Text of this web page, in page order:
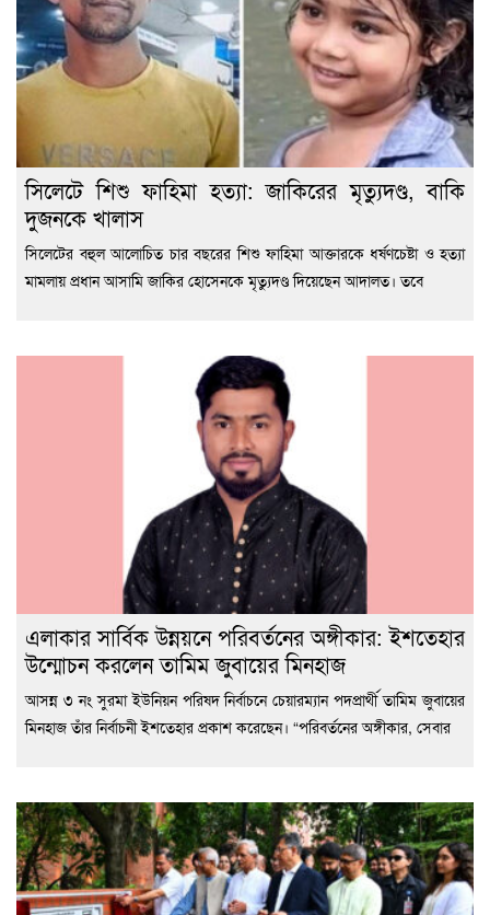
সিলেটে শিশু ফাহিমা হত্যা: জাকিরের মৃত্যুদণ্ড, বাকি
দুজনকে খালাস
সিলেটের বহুল আলোচিত চার বছরের শিশু ফাহিমা আক্তারকে ধর্ষণচেষ্টা ও হত্যা
মামলায় প্রধান আসামি জাকির হোসেনকে মৃত্যুদণ্ড দিয়েছেন আদালত। তবে
এলাকার সার্বিক উন্নয়নে পরিবর্তনের অঙ্গীকার: ইশতেহার
উন্মোচন করলেন তামিম জুবায়ের মিনহাজ
আসন্ন ৩ নং সুরমা ইউনিয়ন পরিষদ নির্বাচনে চেয়ারম্যান পদপ্রার্থী তামিম জুবায়ের
মিনহাজ তাঁর নির্বাচনী ইশতেহার প্রকাশ করেছেন। “পরিবর্তনের অঙ্গীকার, সেবার